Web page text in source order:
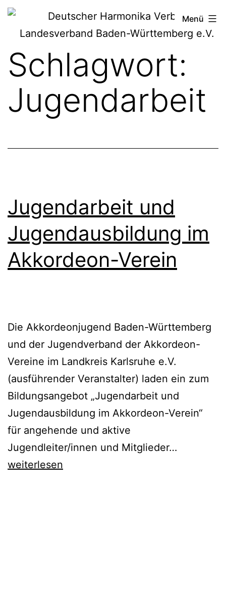
Zum
Deutscher
Harmonika-
Verband
Menü
Schlagwort:
Jugendarbeit
Jugendarbeit und
Jugendausbildung im
Akkordeon-Verein
Die Akkordeonjugend Baden-Württemberg
und der Jugendverband der Akkordeon-
Vereine im Landkreis Karlsruhe e.V.
(ausführender Veranstalter) laden ein zum
Bildungsangebot „Jugendarbeit und
Jugendausbildung im Akkordeon-Verein“
für angehende und aktive
Jugendleiter/innen und Mitglieder…
weiterlesen